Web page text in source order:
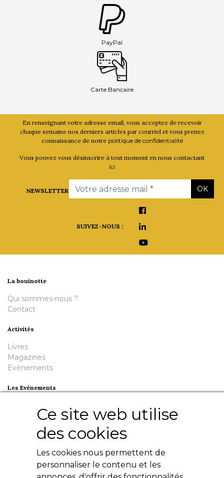
Ce site web utilise
des cookies
Les cookies nous permettent de
personnaliser le contenu et les
PayPal
Carte Bancaire
En renseignant votre adresse email, vous acceptez de recevoir
chaque semaine nos derniers articles par courriel et vous prenez
connaissance de notre politique de confidentialité
Vous pouvez vous désinscrire à tout moment en nous contactant
ici
NEWSLETTER
Email OK
SUIVEZ-NOUS :
La bouinotte
Qui sommes-nous ?
Contact
Activités
Livres
Magazines
Evènements
Les Evènements
Nuit de la Bouinotte
Besoin d'aide ?
Livres numériques
Mentions légales